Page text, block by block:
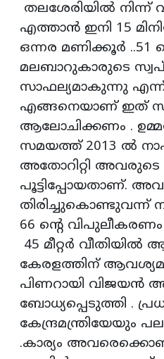
തലശേരിയിൽ നിന്ന്
എത്താൻ ഇനി 15
ഒന്നര മണിക്കൂർ ..51
മലബാറുകാരുടെ
സാഫല്യമാകുന്നു
എങ്ങനെയാണ് ഇത്
ആലോചിക്കണം .
സമയത്ത് 2013 ല്‍
അതോറിറ്റി
പൂട്ടിപ്പോയതാണ്.
66 ന്റെ
45 മീറ്റർ വീതിയിൽ
കേരളത്തിന്
പിണറായി വിജയൻ
ബോധ്യപ്പെടുത്തി .
.കാര്യം